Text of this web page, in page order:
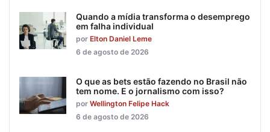
Quando a mídia transforma o desemprego
em falha individual
por Elton Daniel Leme
6 de agosto de 2026
O que as bets estão fazendo no Brasil não
tem nome. E o jornalismo com isso?
por Wellington Felipe Hack
6 de agosto de 2026